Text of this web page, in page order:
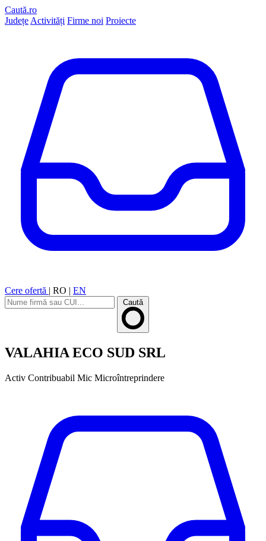
Caută.ro
Județe Activități Firme noi Proiecte
Cere ofertă | RO | EN
Caută
VALAHIA ECO SUD SRL
Activ Contribuabil Mic Microîntreprindere